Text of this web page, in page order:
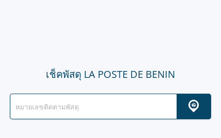
เช็คพัสดุ LA POSTE DE BENIN